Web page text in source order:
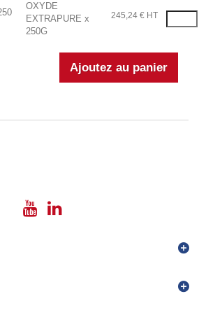
OXYDE
EXTRAPURE x
250G
245,24 € HT